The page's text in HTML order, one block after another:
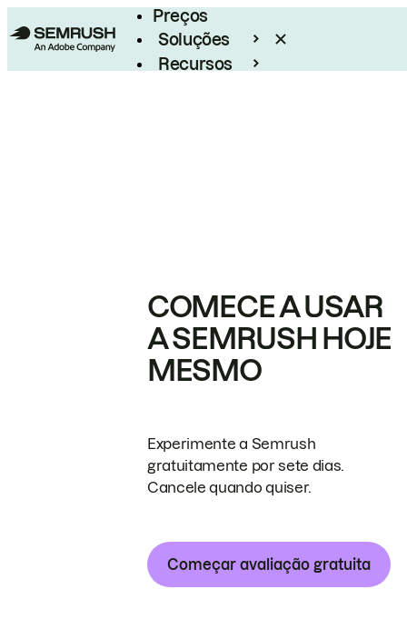
Preços
Soluções
Recursos
COMECE A USAR
A SEMRUSH HOJE
MESMO
Experimente a Semrush
gratuitamente por sete dias.
Cancele quando quiser.
Começar avaliação gratuita